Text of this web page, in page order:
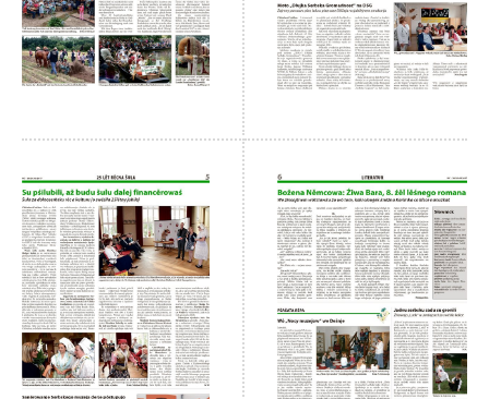
jano 9 €)
Nowy Casnik
online skazaś